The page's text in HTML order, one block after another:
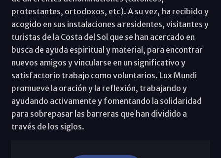
protestantes, ortodoxos, etc). A su vez, ha recibido y
acogido en sus instalaciones a residentes, visitantes y
turistas de la Costa del Sol que se han acercado en
busca de ayuda espiritual y material, para encontrar
nuevos amigos y vincularse en un significativo y
satisfactorio trabajo como voluntarios. Lux Mundi
promueve la oración y la reflexión, trabajando y
ayudando activamente y fomentando la solidaridad
para sobrepasar las barreras que han dividido a
través de los siglos.